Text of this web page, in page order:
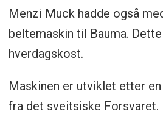
Menzi Muck hadde også
beltemaskin til Bauma.
hverdagskost.
Maskinen er utviklet etter
fra det sveitsiske Forsvaret.